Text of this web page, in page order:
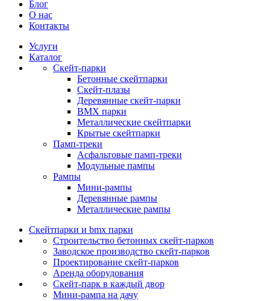
Блог
О нас
Контакты
Услуги
Каталог
Скейт‑парки
Бетонные скейтпарки
Скейт‑плазы
Деревянные скейт‑парки
BMX парки
Металлические скейтпарки
Крытые скейтпарки
Памп‑треки
Асфальтовые памп‑треки
Модульные пампы
Рампы
Мини-рампы
Деревянные рампы
Металлические рампы
Скейтпарки и bmx парки
Строительство бетонных скейт‑парков
Заводское производство скейт-парков
Проектирование скейт-парков
Аренда оборудования
Скейт-парк в каждый двор
Мини-рампа на дачу